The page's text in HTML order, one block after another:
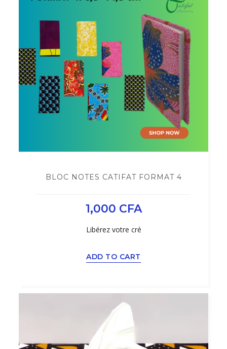
BLOC NOTES CATIFAT FORMAT 4
1,000 CFA
Libérez votre cré
ADD TO CART